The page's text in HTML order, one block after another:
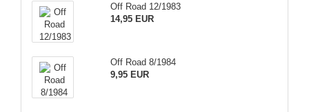
Off Road 12/1983
14,95 EUR
Off Road 8/1984
9,95 EUR